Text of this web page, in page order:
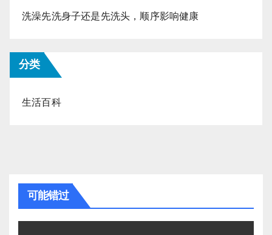
洗澡先洗身子还是先洗头，顺序影响健康
分类
生活百科
可能错过